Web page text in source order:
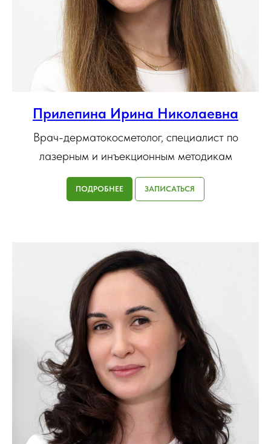
Прилепина Ирина Николаевна
Врач-дерматокосметолог, специалист по
лазерным и инъекционным методикам
ПОДРОБНЕЕ ЗАПИСАТЬСЯ